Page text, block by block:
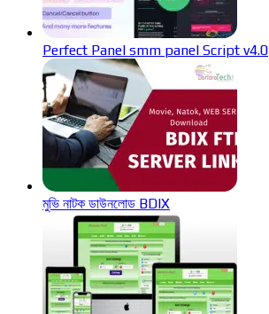
Perfect Panel smm panel Script v4.0
মুভি নাটক ডাউনলোড BDIX